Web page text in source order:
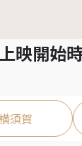
映開始
須賀